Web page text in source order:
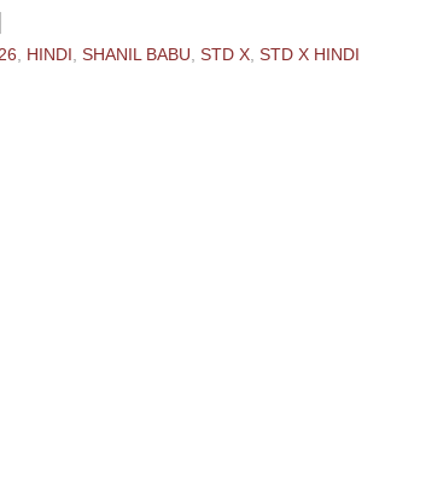
HINDI SHANIL BABU STD X STD X HINDI